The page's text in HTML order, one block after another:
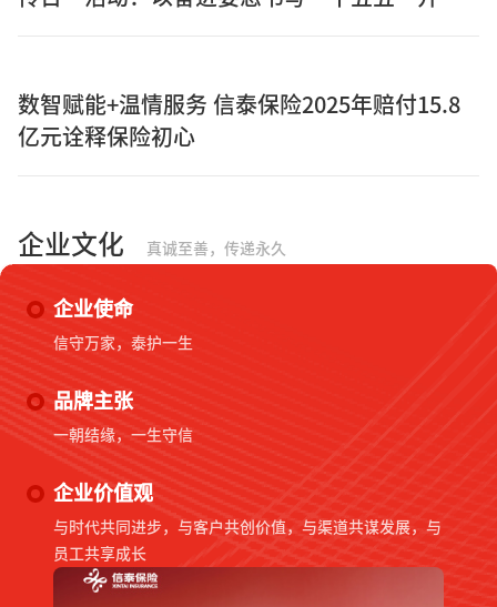
数智赋能+温情服务 信泰保险2025年赔付15.8
亿元诠释保险初心
企业文化 真诚至善，传递永久
企业使命
信守万家，泰护一生
品牌主张
一朝结缘，一生守信
企业价值观
与时代共同进步，与客户共创价值，与渠道共谋发展，与
员工共享成长